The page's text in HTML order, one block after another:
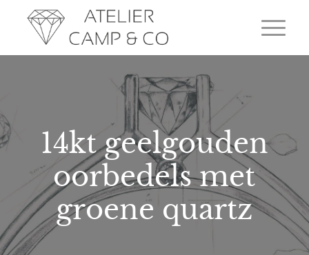
14kt geelgouden
oorbedels met
groene quartz